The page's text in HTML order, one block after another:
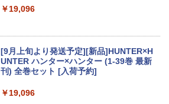
【★最大100%ポイント】【第8世代 4コ
ア・8スレッド】富士通 LIFEBOOK A57
9/第8世代 Core i5/メモリ: 8GB/16GB/新
品 SSD:256GB/512GB/1TB/DVD/Wi-fi/1
5.6型/Office/HDMI/USB3.1/中古PC 中古
対応
ワイド］ VA249HG
￥13,800
￥19,096
[9月上旬より発送予定][新品]HUNTER×H
UNTER ハンター×ハンター (1-39巻 最新
刊) 全巻セット [入荷予約]
￥19,096